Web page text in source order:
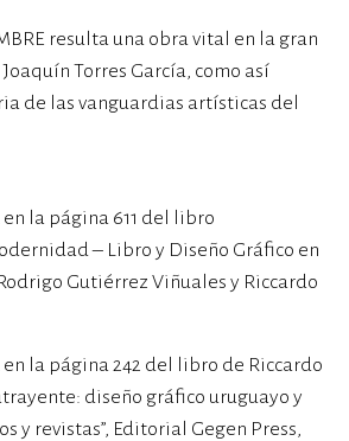
resulta una obra vital en la gran
Torres García, como así
de las vanguardias artísticas del
la página 611 del libro
– Libro y Diseño Gráfico en
Gutiérrez Viñuales y Riccardo
la página 242 del libro de Riccardo
diseño gráfico uruguayo y
y revistas”, Editorial Gegen Press,